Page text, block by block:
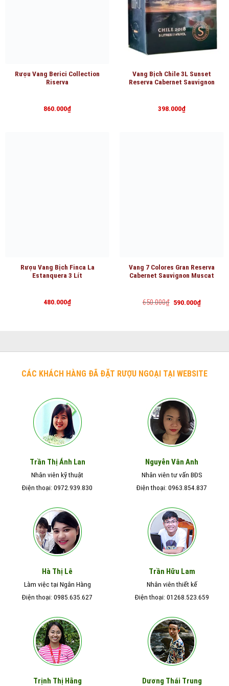
Rượu Vang Berici Collection
Riserva
860.000₫
Vang Bịch Chile 3L Sunset
Reserva Cabernet Sauvignon
398.000₫
Rượu Vang Bịch Finca La
Estanquera 3 Lít
480.000₫
Vang 7 Colores Gran Reserva
Cabernet Sauvignon Muscat
650.000₫ Giá
gốc
590.000₫Giá
CÁC KHÁCH HÀNG ĐÃ ĐẶT RƯỢU NGOẠI TẠI WEBSITE
Trần Thị Ánh Lan
Nhân viên kỹ thuật
Điện thoại: 0972.939.830
Nguyễn Vân Anh
Nhân viên tư vấn BĐS
Điện thoại: 0963.854.837
Hà Thị Lê
Làm việc tại Ngân Hàng
Điện thoại: 0985.635.627
Trần Hữu Lam
Nhân viên thiết kế
Điện thoại: 01268.523.659
Trịnh Thị Hằng Dương Thái Trung